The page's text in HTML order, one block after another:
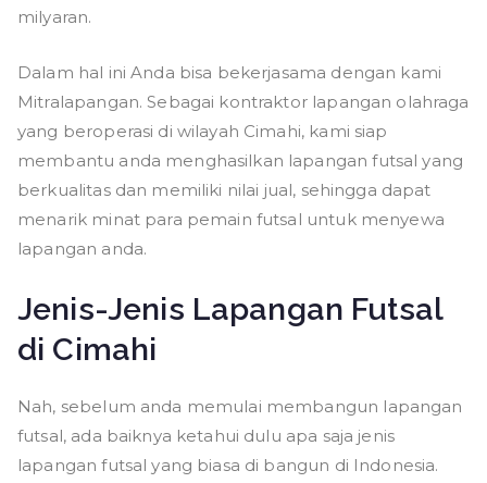
milyaran.
Dalam hal ini Anda bisa bekerjasama dengan kami
Mitralapangan. Sebagai kontraktor lapangan olahraga
yang beroperasi di wilayah Cimahi, kami siap
membantu anda menghasilkan lapangan futsal yang
berkualitas dan memiliki nilai jual, sehingga dapat
menarik minat para pemain futsal untuk menyewa
lapangan anda.
Jenis-Jenis Lapangan Futsal
di Cimahi
Nah, sebelum anda memulai membangun lapangan
futsal, ada baiknya ketahui dulu apa saja jenis
lapangan futsal yang biasa di bangun di Indonesia.